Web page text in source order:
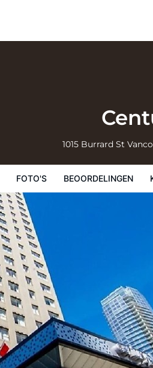
1015 Burrard St
FOTO'S BEOORDELINGEN